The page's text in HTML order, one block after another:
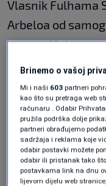
Vlasnik Fulhama
Arbeloa od
uprave kluba.
"Álvaro se
Tokom naših
viziju i uvjerio
posao.
biti važno kako
budućnost
Brinemo o vašoj
Mi i naši 603 partneri
kao što su pretraga web
računaru . Odabir
pružila podrška dolje
partneri obrađujemo
sadržaja i reklama koje
odabir postavki možete
odabir ili pristanak tako
postavkama link na dnu
lijevom dijelu web